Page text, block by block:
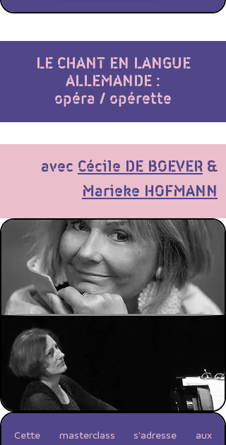
LE CHANT EN LANGUE
ALLEMANDE :
opéra / opérette
​avec Cécile DE BOEVER &
Marieke HOFMANN
Cette masterclass s'adresse aux